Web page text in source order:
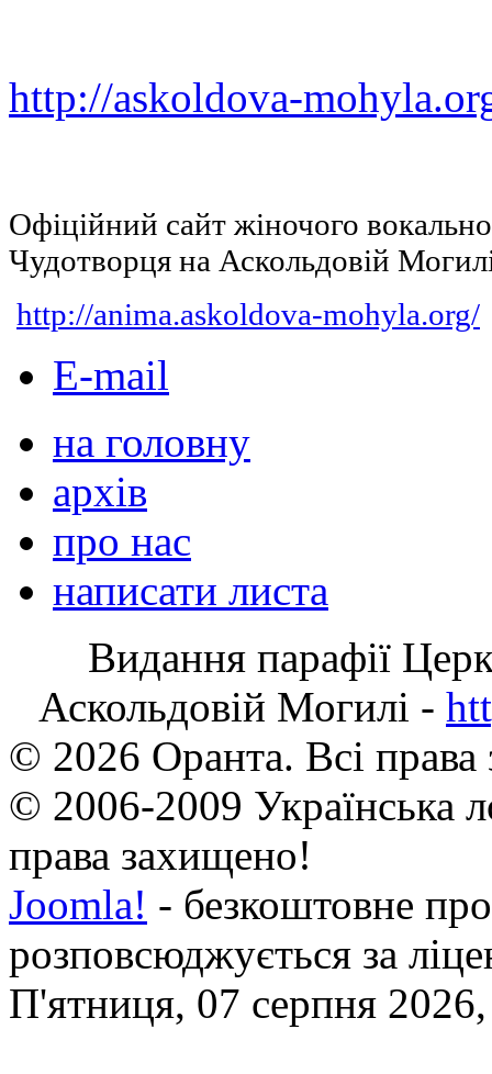
http://askoldova-
Офіційний сайт жіночого
Чудотворця на Аскольдовій
http://anima.askoldova-mohyla.org/
E-mail
на головну
архів
про нас
написати листа
Видання парафії
Аскольдовій Могилі -
© 2026 Оранта. Всі
© 2006-2009 Українська
права захищено!
Joomla! - безкоштовне
розповсюджується за
П'ятниця, 07 серпня